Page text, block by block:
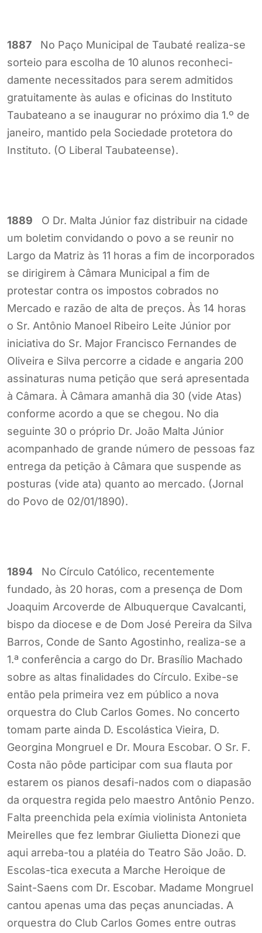
1887 No Paço Municipal de Taubaté realiza-se
sorteio para escolha de 10 alunos reconheci-
damente necessitados para serem admitidos
gratuitamente às aulas e oficinas do Instituto
Taubateano a se inaugurar no próximo dia 1.º de
janeiro, mantido pela Sociedade protetora do
Instituto. (O Liberal Taubateense).
1889 O Dr. Malta Júnior faz distribuir na cidade
um boletim convidando o povo a se reunir no
Largo da Matriz às 11 horas a fim de incorporados
se dirigirem à Câmara Municipal a fim de
protestar contra os impostos cobrados no
Mercado e razão de alta de preços. Às 14 horas
o Sr. Antônio Manoel Ribeiro Leite Júnior por
iniciativa do Sr. Major Francisco Fernandes de
Oliveira e Silva percorre a cidade e angaria 200
assinaturas numa petição que será apresentada
à Câmara. À Câmara amanhã dia 30 (vide Atas)
conforme acordo a que se chegou. No dia
seguinte 30 o próprio Dr. João Malta Júnior
acompanhado de grande número de pessoas faz
entrega da petição à Câmara que suspende as
posturas (vide ata) quanto ao mercado. (Jornal
do Povo de 02/01/1890).
1894 No Círculo Católico, recentemente
fundado, às 20 horas, com a presença de Dom
Joaquim Arcoverde de Albuquerque Cavalcanti,
bispo da diocese e de Dom José Pereira da Silva
Barros, Conde de Santo Agostinho, realiza-se a
1.ª conferência a cargo do Dr. Brasílio Machado
sobre as altas finalidades do Círculo. Exibe-se
então pela primeira vez em público a nova
orquestra do Club Carlos Gomes. No concerto
tomam parte ainda D. Escolástica Vieira, D.
Georgina Mongruel e Dr. Moura Escobar. O Sr. F.
Costa não pôde participar com sua flauta por
estarem os pianos desafi-nados com o diapasão
da orquestra regida pelo maestro Antônio Penzo.
Falta preenchida pela exímia violinista Antonieta
Meirelles que fez lembrar Giulietta Dionezi que
aqui arreba-tou a platéia do Teatro São João. D.
Escolas-tica executa a Marche Heroique de
Saint-Saens com Dr. Escobar. Madame Mongruel
cantou apenas uma das peças anunciadas. A
orquestra do Club Carlos Gomes entre outras